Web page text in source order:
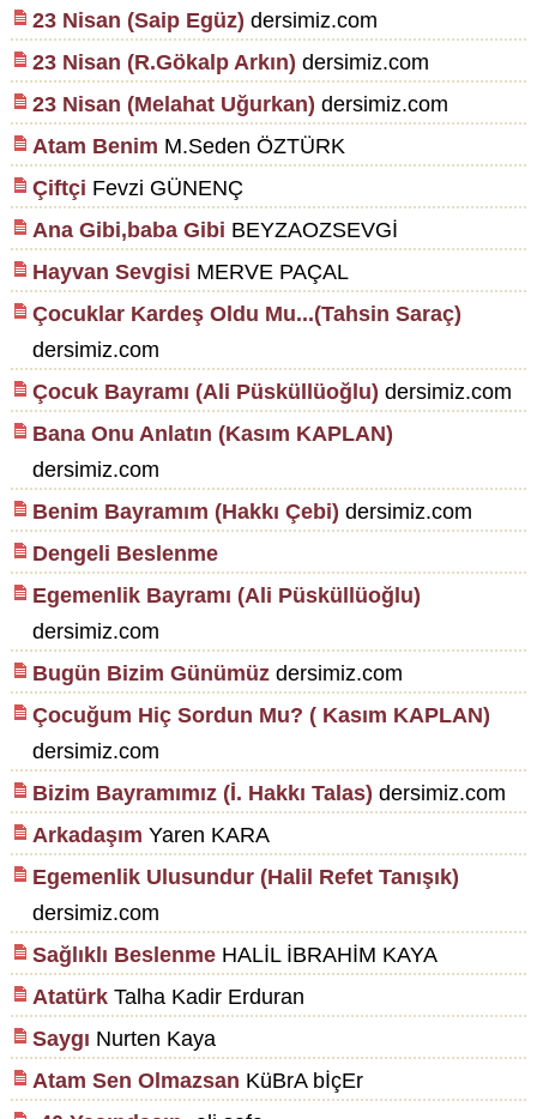
23 Nisan (Saip Egüz) dersimiz.com
23 Nisan (R.Gökalp Arkın) dersimiz.com
23 Nisan (Melahat Uğurkan) dersimiz.com
Atam Benim M.Seden ÖZTÜRK
Çiftçi Fevzi GÜNENÇ
Ana Gibi,baba Gibi BEYZAOZSEVGİ
Hayvan Sevgisi MERVE PAÇAL
Çocuklar Kardeş Oldu Mu...(Tahsin Saraç)
dersimiz.com
Çocuk Bayramı (Ali Püsküllüoğlu) dersimiz.com
Bana Onu Anlatın (Kasım KAPLAN)
dersimiz.com
Benim Bayramım (Hakkı Çebi) dersimiz.com
Dengeli Beslenme
Egemenlik Bayramı (Ali Püsküllüoğlu)
dersimiz.com
Bugün Bizim Günümüzdersimiz.com
Çocuğum Hiç Sordun Mu? ( Kasım KAPLAN)
dersimiz.com
Bizim Bayramımız (İ. Hakkı Talas) dersimiz.com
Arkadaşım Yaren KARA
Egemenlik Ulusundur (Halil Refet Tanışık)
dersimiz.com
Sağlıklı BeslenmeHALİL İBRAHİM KAYA
AtatürkTalha Kadir Erduran
Saygı Nurten Kaya
Atam Sen Olmazsan KüBrA bİçEr